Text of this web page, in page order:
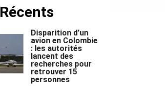
Récents
Disparition d’un
avion en Colombie
: les autorités
lancent des
recherches pour
retrouver 15
personnes